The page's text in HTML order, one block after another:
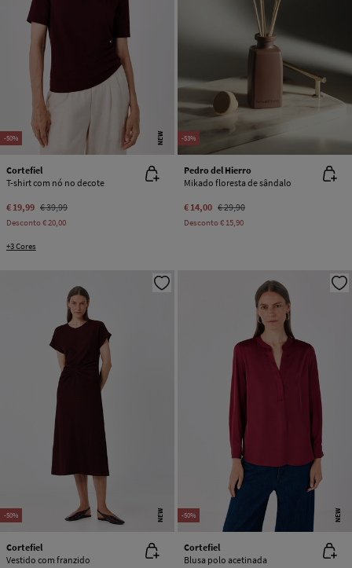
-50% NEW
Cortefiel
T-shirt com nó no decote
€ 19,99 € 39,99
Desconto€ 20,00
+3 Cores
-53%
Pedro del Hierro
Mikado floresta de sândalo
€ 14,00 € 29,90
Desconto€ 15,90
-50% NEW
Cortefiel
Vestido com franzido
-50% NEW
Cortefiel
Blusa polo acetinada